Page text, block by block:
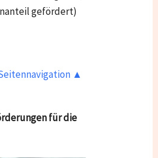
gefördert)
▲
für die